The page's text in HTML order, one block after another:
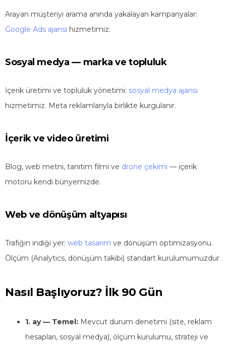
Arayan müşteriyi arama anında yakalayan kampanyalar:
Google Ads ajansı hizmetimiz.
Sosyal medya — marka ve topluluk
İçerik üretimi ve topluluk yönetimi: sosyal medya ajansı
hizmetimiz. Meta reklamlarıyla birlikte kurgulanır.
İçerik ve video üretimi
Blog, web metni, tanıtım filmi ve drone çekimi — içerik
motoru kendi bünyemizde.
Web ve dönüşüm altyapısı
Trafiğin indiği yer: web tasarım ve dönüşüm optimizasyonu.
Ölçüm (Analytics, dönüşüm takibi) standart kurulumumuzdur.
Nasıl Başlıyoruz? İlk 90 Gün
1. ay — Temel: Mevcut durum denetimi (site, reklam
hesapları, sosyal medya), ölçüm kurulumu, strateji ve